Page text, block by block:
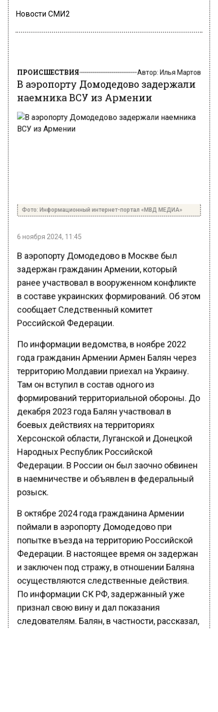
Новости СМИ2
В аэропорту Домодедово задержали
наемника ВСУ из Армении
В аэропорту Домодедово в Москве был
задержан гражданин Армении, который
ранее участвовал в вооруженном конфликте
в составе украинских формирований. Об этом
сообщает Следственный комитет
Российской Федерации.
По информации ведомства, в ноябре 2022
года гражданин Армении Армен Балян через
территорию Молдавии приехал на Украину.
Там он вступил в состав одного из
формирований территориальной обороны. До
декабря 2023 года Балян участвовал в
боевых действиях на территориях
Херсонской области, Луганской и Донецкой
Народных Республик Российской
Федерации. В России он был заочно обвинен
в наемничестве и объявлен в федеральный
розыск.
В октябре 2024 года гражданина Армении
поймали в аэропорту Домодедово при
попытке въезда на территорию Российской
Федерации. В настоящее время он задержан
и заключен под стражу, в отношении Баляна
осуществляются следственные действия.
По информации СК РФ, задержанный уже
признал свою вину и дал показания
следователям. Балян, в частности, рассказал,